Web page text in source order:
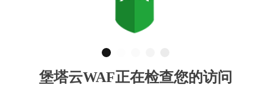
堡塔云WAF正在检查您的访问